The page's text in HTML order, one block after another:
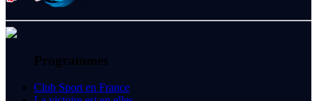
Programmes
Club Sport en France